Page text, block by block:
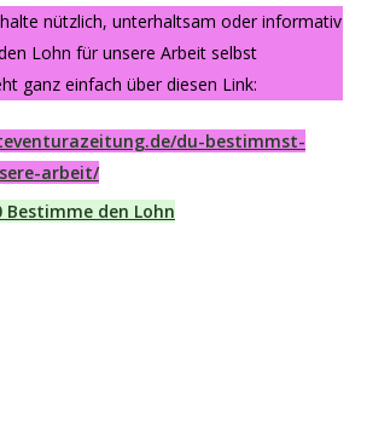
nützlich, unterhaltsam oder informativ
Lohn für unsere Arbeit selbst
ganz einfach über diesen Link:
du-bestimmst-
arbeit/